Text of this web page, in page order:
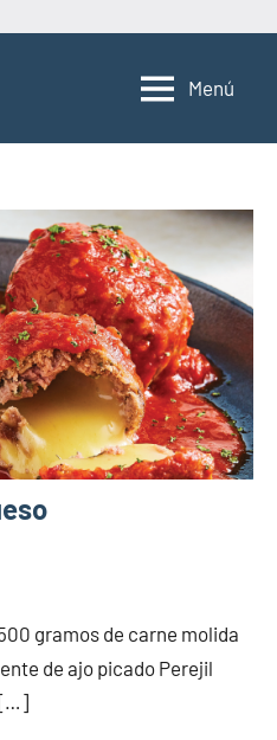
Menú
gramos de carne molida
de ajo picado Perejil
[…]